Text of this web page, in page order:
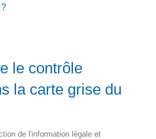
le contrôle
la carte grise du
de l'information légale et